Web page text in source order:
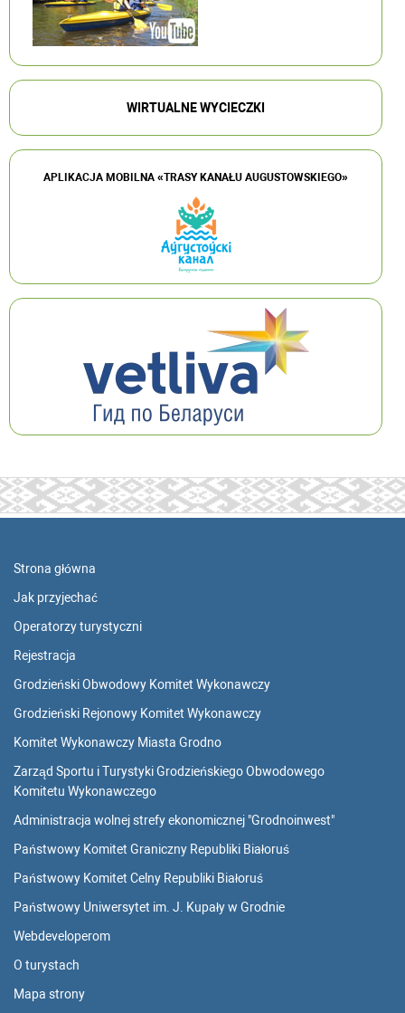
WIRTUALNE WYCIECZKI
APLIKACJA MOBILNA «TRASY KANAŁU AUGUSTOWSKIEGO»
Strona główna
Jak przyjechać
Operatorzy turystyczni
Rejestracja
Grodzieński Obwodowy Komitet Wykonawczy
Grodzieński Rejonowy Komitet Wykonawczy
Komitet Wykonawczy Miasta Grodno
Zarząd Sportu i Turystyki Grodzieńskiego Obwodowego
Komitetu Wykonawczego
Administracja wolnej strefy ekonomicznej "Grodnoinwest"
Państwowy Komitet Graniczny Republiki Białoruś
Państwowy Komitet Celny Republiki Białoruś
Państwowy Uniwersytet im. J. Kupały w Grodnie
Webdeveloperom
O turystach
Mapa strony